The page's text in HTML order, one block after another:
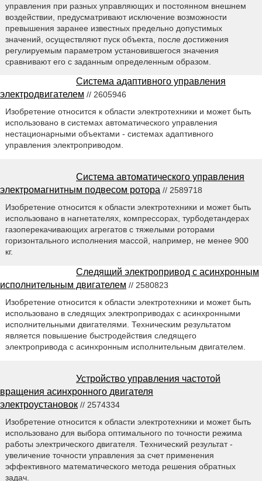
управления при разных управляющих и постоянном внешнем
воздействии, предусматривают исключение возможности
превышения заранее известных предельно допустимых
значений, осуществляют пуск объекта, после достижения
регулируемым параметром установившегося значения
сравнивают его с заданным определенным образом.
Система адаптивного управления
электродвигателем // 2605946
Изобретение относится к области электротехники и может быть
использовано в системах автоматического управления
нестационарными объектами - системах адаптивного
управления электроприводом.
Система автоматического управления
электромагнитным подвесом ротора // 2589718
Изобретение относится к области электротехники и может быть
использовано в нагнетателях, компрессорах, турбодетандерах
газоперекачивающих агрегатов с тяжелыми роторами
горизонтального исполнения массой, например, не менее 900
кг.
Следящий электропривод с асинхронным
исполнительным двигателем // 2580823
Изобретение относится к области электротехники и может быть
использовано в следящих электроприводах с асинхронными
исполнительными двигателями. Техническим результатом
является повышение быстродействия следящего
электропривода с асинхронным исполнительным двигателем.
Устройство управления частотой
вращения асинхронного двигателя
электроустановок // 2574334
Изобретение относится к области электротехники и может быть
использовано для выбора оптимального по точности режима
работы электрического двигателя. Технический результат -
увеличение точности управления за счет применения
эффективного математического метода решения обратных
задач.